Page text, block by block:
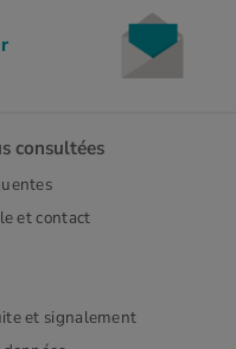
consultées
et contact
et signalement